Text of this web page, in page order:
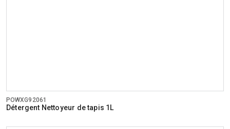
POWXG92061
Détergent Nettoyeur de tapis 1L